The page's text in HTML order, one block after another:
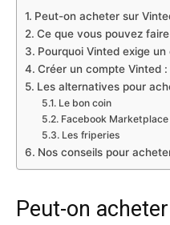
Peut-on acheter sur
Ce que vous pouvez
Pourquoi Vinted exige un
Créer un compte Vinted
Les alternatives pour
Le bon coin
Facebook Marketplace
Les friperies
Nos conseils pour
Peut-on